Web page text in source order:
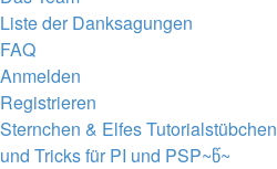
Liste der Danksagungen
FAQ
Anmelden
Registrieren
Sternchen & Elfes Tutorialstübchen
und Tricks für PI und PSP~წ~